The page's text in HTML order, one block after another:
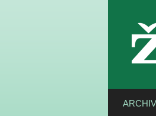
ARCHIV